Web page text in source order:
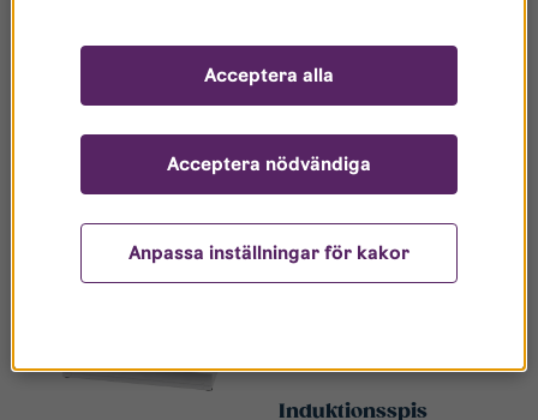
Related products
Induktionsspis
Anpassa inställningar för kakor
Acceptera nödvändiga
Acceptera alla